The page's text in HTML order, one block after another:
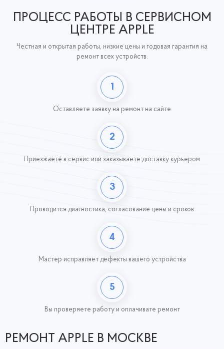
ПРОЦЕСС РАБОТЫ В СЕРВИСНОМ
ЦЕНТРЕ APPLE
Честная и открытая работы, низкие цены и годовая гарантия на
ремонт всех устройств.
1
Оставляете заявку на ремонт на сайте
2
Приезжаете в сервис или заказываете доставку курьером
3
Проводится диагностика, согласование цены и сроков
4
Мастер исправляет дефекты вашего устройства
5
Вы проверяете работу и оплачивате ремонт
РЕМОНТ APPLE В МОСКВЕ